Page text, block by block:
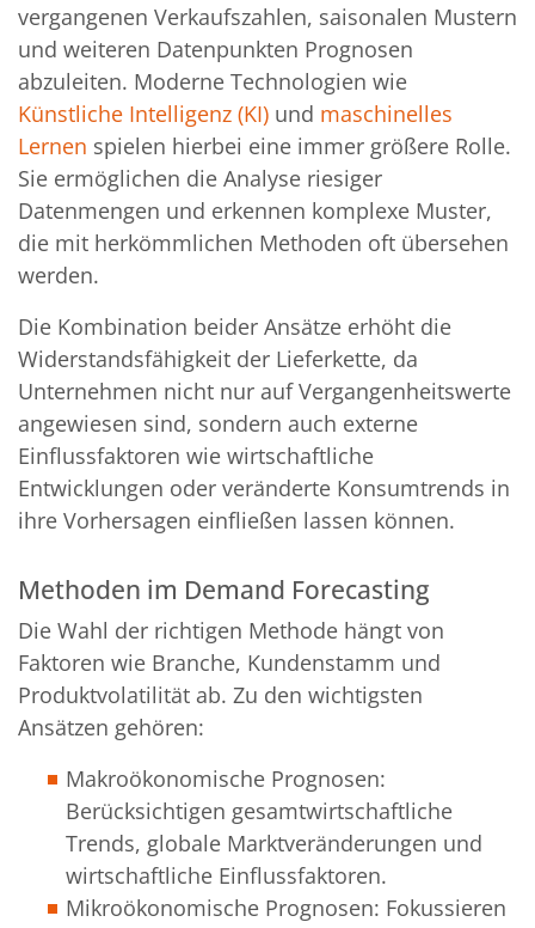
vergangenen Verkaufszahlen, saisonalen Mustern
und weiteren Datenpunkten Prognosen
abzuleiten. Moderne Technologien wie
Künstliche Intelligenz (KI) und maschinelles
Lernen spielen hierbei eine immer größere Rolle.
Sie ermöglichen die Analyse riesiger
Datenmengen und erkennen komplexe Muster,
die mit herkömmlichen Methoden oft übersehen
werden.
Die Kombination beider Ansätze erhöht die
Widerstandsfähigkeit der Lieferkette, da
Unternehmen nicht nur auf Vergangenheitswerte
angewiesen sind, sondern auch externe
Einflussfaktoren wie wirtschaftliche
Entwicklungen oder veränderte Konsumtrends in
ihre Vorhersagen einfließen lassen können.
Methoden im Demand Forecasting
Die Wahl der richtigen Methode hängt von
Faktoren wie Branche, Kundenstamm und
Produktvolatilität ab. Zu den wichtigsten
Ansätzen gehören:
Makroökonomische Prognosen:
Berücksichtigen gesamtwirtschaftliche
Trends, globale Marktveränderungen und
wirtschaftliche Einflussfaktoren.
Mikroökonomische Prognosen: Fokussieren